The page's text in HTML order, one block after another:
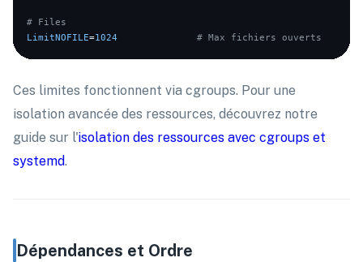
# Files
LimitNOFILE=1024 # Max fichiers ouverts
Ces limites fonctionnent via cgroups. Pour une
isolation avancée des ressources, découvrez notre
guide sur l'isolation des ressources avec cgroups et
systemd.
Dépendances et Ordre